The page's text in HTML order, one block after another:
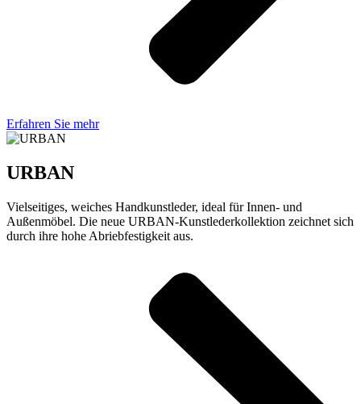
Erfahren Sie mehr
URBAN
Vielseitiges, weiches Handkunstleder, ideal für Innen- und
Außenmöbel. Die neue URBAN-Kunstlederkollektion zeichnet sich
durch ihre hohe Abriebfestigkeit aus.